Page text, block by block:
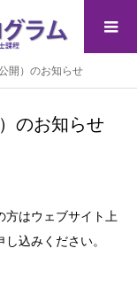
開）のお知らせ
のお知らせ
方はウェブサイト上
込みください。